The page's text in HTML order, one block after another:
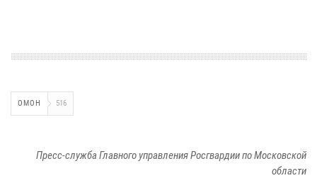
ОМОН 516
Пресс-служба Главного управления Росгвардии по Московской
области